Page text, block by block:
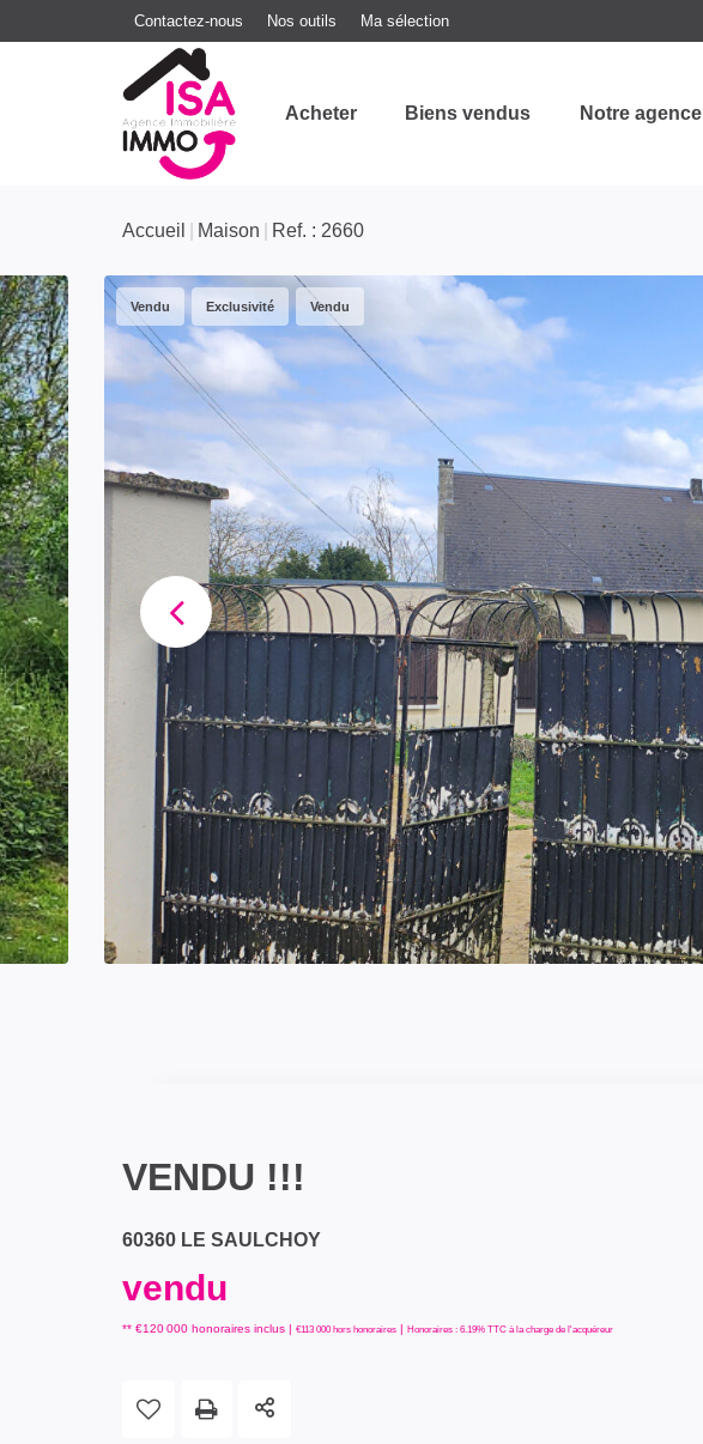
Contactez-nous Nos outils Ma sélection
Acheter Biens vendus Notre agence
Accueil Maison Ref. : 2660
Vendu Exclusivité Vendu
VENDU !!!
60360 LE SAULCHOY
vendu
** €120 000 honoraires inclus | €113 000 hors honoraires | Honoraires : 6.19% TTC à la charge de l'acquéreur